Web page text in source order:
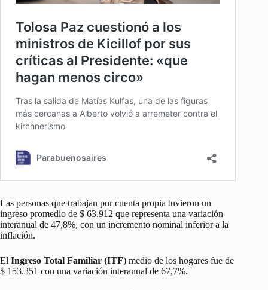
Las personas que trabajan por cuenta propia tuvieron un
ingreso promedio de $ 63.912 que representa una variación
interanual de 47,8%, con un incremento nominal inferior a la
inflación.
El Ingreso Total Familiar (ITF) medio de los hogares fue de
$ 153.351 con una variación interanual de 67,7%.